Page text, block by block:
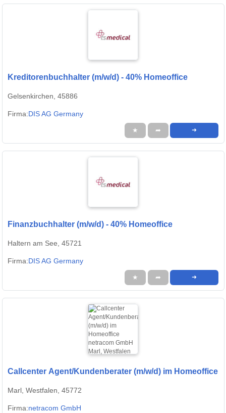
Kreditorenbuchhalter (m/w/d) - 40% Homeoffice
Gelsenkirchen, 45886
Firma:DIS AG Germany
★ ➦ ➜
Finanzbuchhalter (m/w/d) - 40% Homeoffice
Haltern am See, 45721
Firma:DIS AG Germany
★ ➦ ➜
Callcenter Agent/Kundenberater (m/w/d) im Homeoffice
Marl, Westfalen, 45772
Firma:netracom GmbH